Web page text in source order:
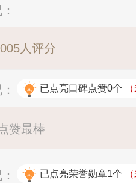
人评分
已点亮口碑点赞0个
赞最棒
已点亮荣誉勋章1个